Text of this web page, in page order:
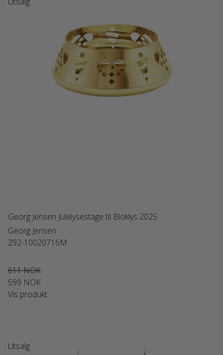
Georg Jensen Julelysestage til Bloklys 2025
Georg Jensen
292-10020716M
611 NOK
599 NOK
Vis produkt
Utsalg